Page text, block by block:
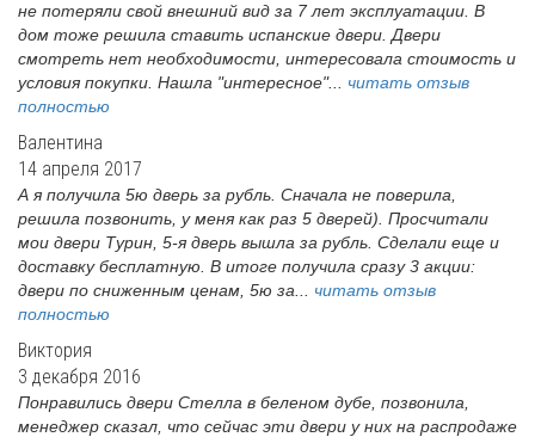
не потеряли свой внешний вид за 7 лет эксплуатации. В
дом тоже решила ставить испанские двери. Двери
смотреть нет необходимости, интересовала стоимость и
условия покупки. Нашла "интересное"... читать отзыв
полностью
Валентина
14 апреля 2017
А я получила 5ю дверь за рубль. Сначала не поверила,
решила позвонить, у меня как раз 5 дверей). Просчитали
мои двери Турин, 5-я дверь вышла за рубль. Сделали еще и
доставку бесплатную. В итоге получила сразу 3 акции:
двери по сниженным ценам, 5ю за... читать отзыв
полностью
Виктория
3 декабря 2016
Понравились двери Стелла в беленом дубе, позвонила,
менеджер сказал, что сейчас эти двери у них на распродаже